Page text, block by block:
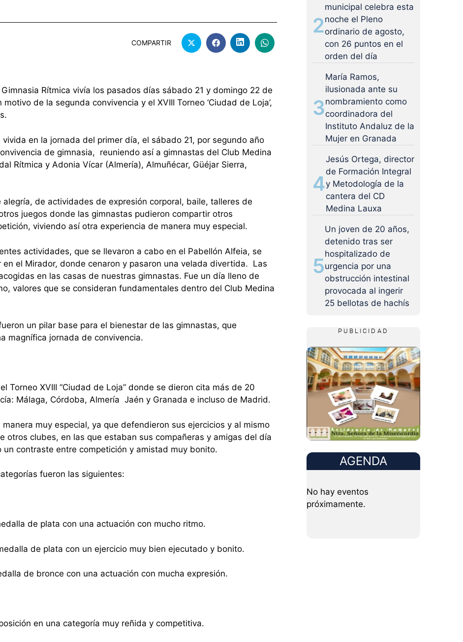
COMPARTIR
Rítmica vivía los pasados días sábado 21 y domingo 22 de
de la segunda convivencia y el XVIII Torneo ‘Ciudad de Loja’,
en la jornada del primer día, el sábado 21, por segundo año
de gimnasia, reuniendo así a gimnastas del Club Medina
Rítmica y Adonia Vícar (Almería), Almuñécar, Güéjar Sierra,
de actividades de expresión corporal, baile, talleres de
juegos donde las gimnastas pudieron compartir otros
viviendo así otra experiencia de manera muy especial.
actividades, que se llevaron a cabo en el Pabellón Alfeia, se
el Mirador, donde cenaron y pasaron una velada divertida. Las
en las casas de nuestras gimnastas. Fue un día lleno de
valores que se consideran fundamentales dentro del Club Medina
un pilar base para el bienestar de las gimnastas, que
magnífica jornada de convivencia.
Torneo XVIII “Ciudad de Loja” donde se dieron cita más de 20
Málaga, Córdoba, Almería Jaén y Granada e incluso de Madrid.
muy especial, ya que defendieron sus ejercicios y al mismo
otros clubes, en las que estaban sus compañeras y amigas del día
contraste entre competición y amistad muy bonito.
fueron las siguientes:
de plata con una actuación con mucho ritmo.
de plata con un ejercicio muy bien ejecutado y bonito.
de bronce con una actuación con mucha expresión.
en una categoría muy reñida y competitiva.
2
municipal celebra esta
noche el Pleno
ordinario de agosto,
con 26 puntos en el
orden del día
3
María Ramos,
ilusionada ante su
nombramiento como
coordinadora del
Instituto Andaluz de la
Mujer en Granada
4
Jesús Ortega, director
de Formación Integral
y Metodología de la
cantera del CD
Medina Lauxa
5
Un joven de 20 años,
detenido tras ser
hospitalizado de
urgencia por una
obstrucción intestinal
provocada al ingerir
25 bellotas de hachís
PUBLICIDAD
AGENDA
No hay eventos
próximamente.